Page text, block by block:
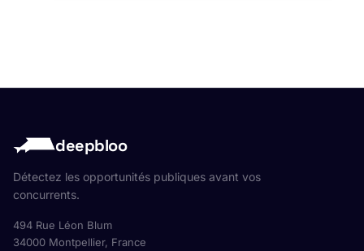
deepbloo
Détectez les opportunités publiques avant vos
concurrents.
494 Rue Léon Blum
34000 Montpellier, France